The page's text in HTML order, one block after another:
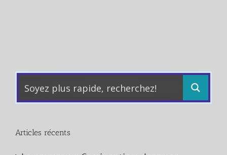
Articles récents